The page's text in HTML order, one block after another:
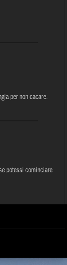
per non cacare.
potessi cominciare